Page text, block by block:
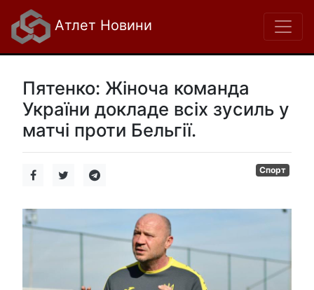
Атлет Новини
Пятенко: Жіноча команда
України докладе всіх зусиль у
матчі проти Бельгії.
Спорт